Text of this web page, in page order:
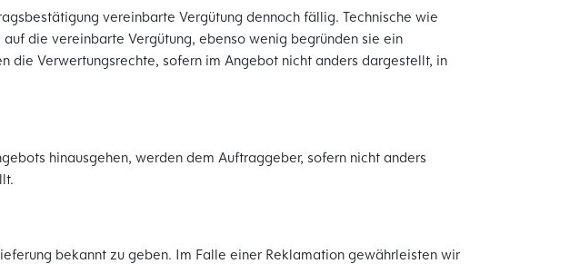
vereinbarte Vergütung dennoch fällig. Technische wie
die vereinbarte Vergütung, ebenso wenig begründen sie ein
die Verwertungsrechte, sofern im Angebot nicht anders dargestellt, in
hinausgehen, werden dem Auftraggeber, sofern nicht anders
bekannt zu geben. Im Falle einer Reklamation gewährleisten wir